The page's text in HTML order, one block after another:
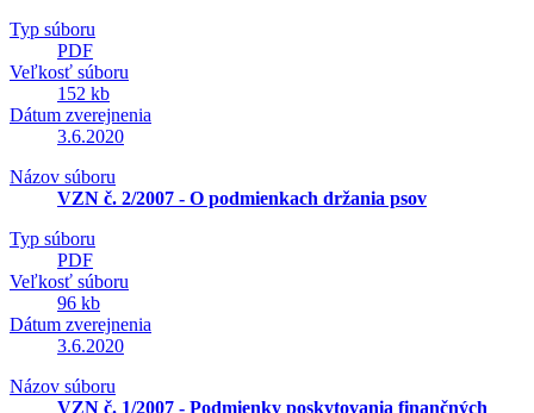
Typ súboru
PDF
Veľkosť súboru
152 kb
Dátum zverejnenia
3.6.2020
Názov súboru
VZN č. 2/2007 - O podmienkach držania psov
Typ súboru
PDF
Veľkosť súboru
96 kb
Dátum zverejnenia
3.6.2020
Názov súboru
VZN č. 1/2007 - Podmienky poskytovania finančných